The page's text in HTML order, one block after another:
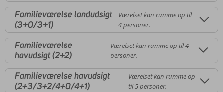
Familieværelse landudsigt
(3+0/3+1)
Værelset kan rumme op til
4 personer.
Familieværelse
havudsigt (2+2)
Værelset kan rumme op til 4
personer.
Familieværelse havudsigt
(2+3/3+2/4+0/4+1)
Værelset kan rumme op
til 5 personer.